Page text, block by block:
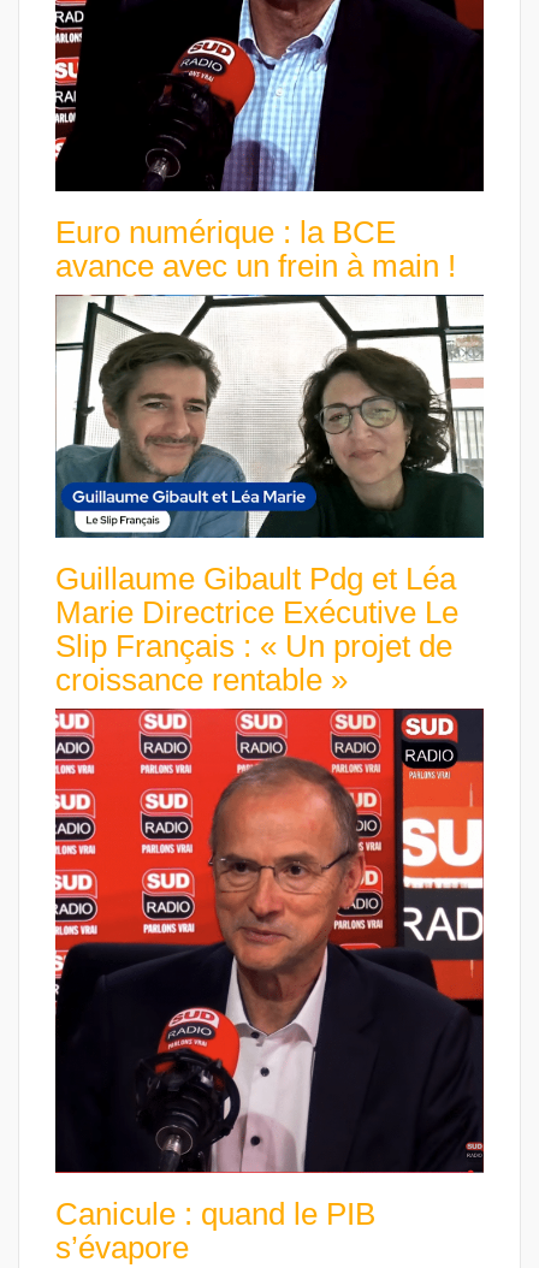
Euro numérique : la BCE
avance avec un frein à main !
Guillaume Gibault Pdg et Léa
Marie Directrice Exécutive Le
Slip Français : « Un projet de
croissance rentable »
Canicule : quand le PIB
s’évapore